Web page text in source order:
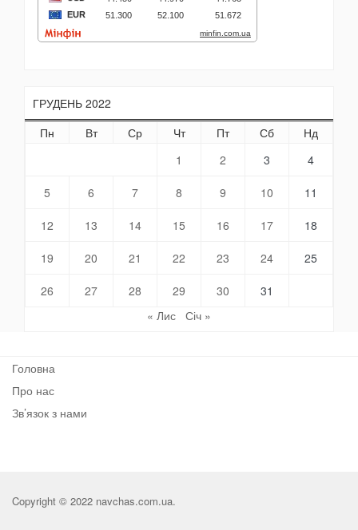
ГРУДЕНЬ 2022
Пн
Вт Ср Чт Пт Сб
Нд
1
2 3 4
5 6 7 8 9 10 11
12 13 14 15 16 17 18
19 20 21 22 23 24 25
26 27 28 29 30
31
« Лис Січ »
Головна
Про нас
Зв’язок з нами
Copyright © 2022 navchas.com.ua.